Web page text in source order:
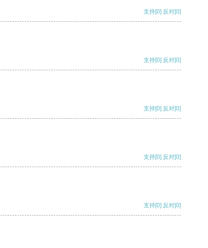
支持[0] 反对[0]
支持[0] 反对[0]
支持[0] 反对[0]
支持[0] 反对[0]
支持[0] 反对[0]